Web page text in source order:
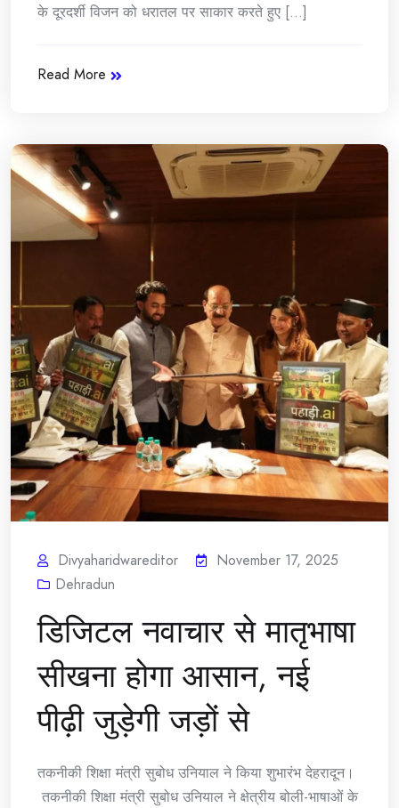
के दूरदर्शी विजन को धरातल पर साकार करते हुए [...]
Read More
Divyaharidwareditor
November 17, 2025
Dehradun
डिजिटल नवाचार से मातृभाषा
सीखना होगा आसान, नई
पीढ़ी जुड़ेगी जड़ों से
तकनीकी शिक्षा मंत्री सुबोध उनियाल ने किया शुभारंभ देहरादून।
तकनीकी शिक्षा मंत्री सुबोध उनियाल ने क्षेत्रीय बोली-भाषाओं के